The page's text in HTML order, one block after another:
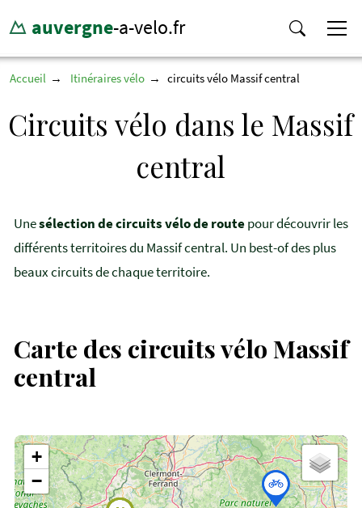
auvergne-a-velo.fr
Accueil Itinéraires vélo circuits vélo Massif central
Circuits vélo dans le Massif
central
Unesélection de circuits vélo de routepour découvrir les
différents territoires du Massif central. Un best-of des plus
beaux circuits de chaque territoire.
Carte des circuits vélo Massif
central
+
−